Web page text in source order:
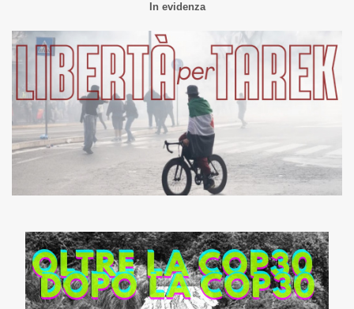
In evidenza